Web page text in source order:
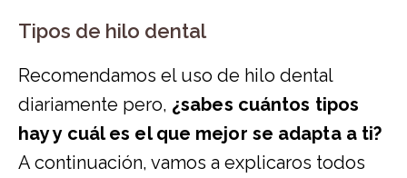
Tipos de hilo dental
Recomendamos el uso de hilo dental
diariamente pero, ¿sabes cuántos tipos
hay y cuál es el que mejor se adapta a ti?
A continuación, vamos a explicaros todos